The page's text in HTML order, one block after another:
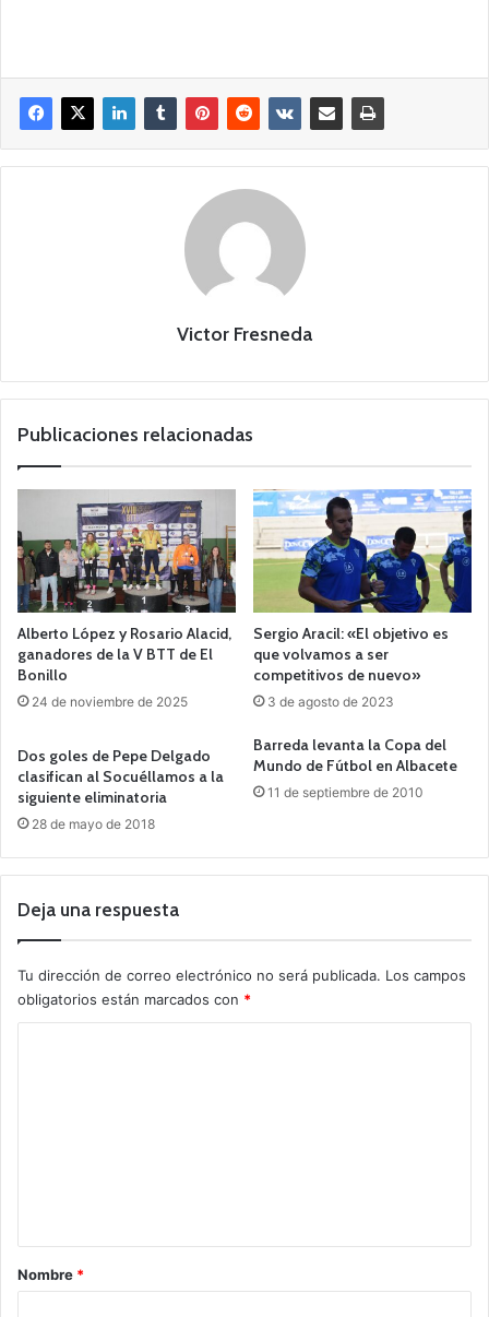
Victor Fresneda
Publicaciones relacionadas
Alberto López y Rosario Alacid,
ganadores de la V BTT de El
Bonillo
24 de noviembre de 2025
Sergio Aracil: «El objetivo es
que volvamos a ser
competitivos de nuevo»
3 de agosto de 2023
Dos goles de Pepe Delgado
clasifican al Socuéllamos a la
siguiente eliminatoria
28 de mayo de 2018
Barreda levanta la Copa del
Mundo de Fútbol en Albacete
11 de septiembre de 2010
Deja una respuesta
Tu dirección de correo electrónico no será publicada. Los campos
obligatorios están marcados con *
rNombre *